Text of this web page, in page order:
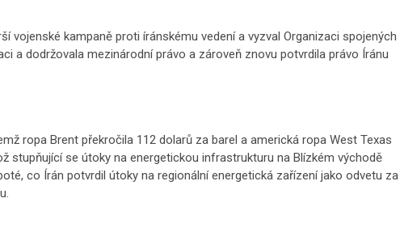
vojenské kampaně proti íránskému vedení a vyzval Organizaci spojených
a dodržovala mezinárodní právo a zároveň znovu potvrdila právo Íránu
ropa Brent překročila 112 dolarů za barel a americká ropa West Texas
stupňující se útoky na energetickou infrastrukturu na Blízkém východě
co Írán potvrdil útoky na regionální energetická zařízení jako odvetu za